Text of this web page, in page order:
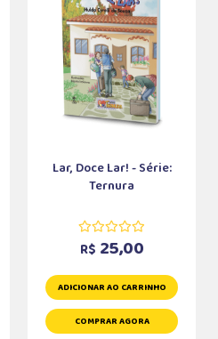
Lar, Doce Lar! - Série:
Ternura
R$ 25,00
ADICIONAR AO CARRINHO
COMPRAR AGORA